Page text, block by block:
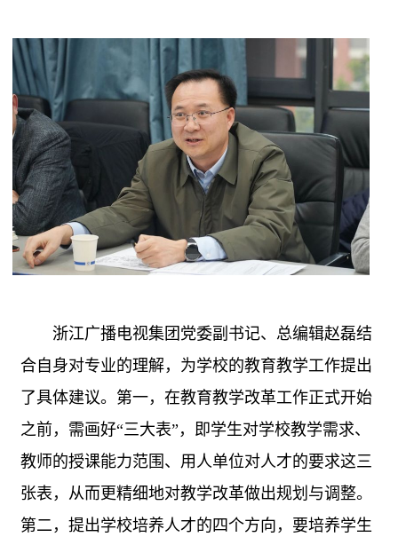
浙江广播电视集团党委副书记、总编辑赵磊结
合自身对专业的理解，为学校的教育教学工作提出
了具体建议。第一，在教育教学改革工作正式开始
之前，需画好“三大表”，即学生对学校教学需求、
教师的授课能力范围、用人单位对人才的要求这三
张表，从而更精细地对教学改革做出规划与调整。
第二，提出学校培养人才的四个方向，要培养学生